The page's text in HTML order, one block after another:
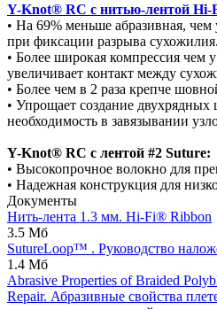
Y-Knot® RC с нитью-лентой Hi-
• На 69% меньше абразивная, чем
при фиксации разрыва сухожилия.
• Более широкая компрессия чем
увеличивает контакт между
• Более чем в 2 раза крепче
• Упрощает создание двухрядных
необходимость в завязывании
Y-Knot® RC с лентой #2 Suture:
• Высокопрочное волокно для
• Надежная конструкция для
Документы
Нить-лента 1.3 мм. Hi-Fi® Ribbon
3.5 Мб
SutureLoop™ . Руководство
1.4 Мб
Abrasive Properties of Braided
Repair. Абразивные свойства